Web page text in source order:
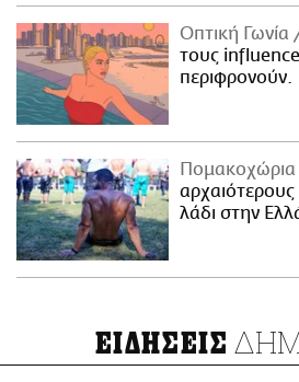
Οπτική Γωνία
τους
περιφρονούν.
Πομακοχώρια
λάδι στην
ΕΙΔΗΣΕΙΣ